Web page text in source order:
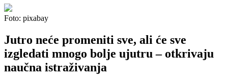
Foto: pixabay
Jutro neće promeniti sve, ali će sve
izgledati mnogo bolje ujutru – otkrivaju
naučna istraživanja